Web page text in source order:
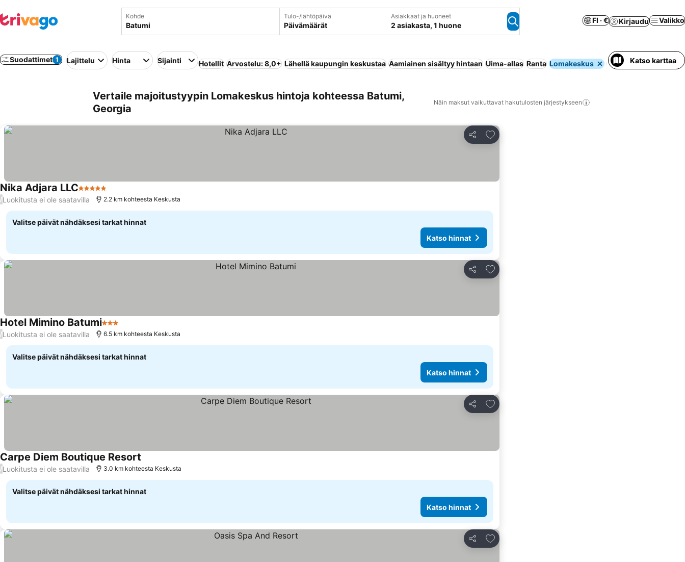
Kohde Tulo-/lähtöpäivä
Päivämäärät
Asiakkaat ja huoneet
2 asiakasta, 1 huone
FI · € Kirjaudu Valikko
Suodattimet 1 Lajittelu Hinta Sijainti Hotellit Arvostelu: 8,0+ Lähellä kaupungin keskustaa Aamiainen sisältyy hintaan Uima-allas Ranta Lomakeskus Wi-Fi Poreallas
Katso karttaa
Vertaile majoitustyypin Lomakeskus hintoja kohteessa Batumi,
Georgia
Näin maksut vaikuttavat hakutulosten järjestykseen
Jaa
Lisää suosikkeihin
Nika Adjara LLC5 Tähtiluokitus
/Luokitusta ei ole saatavilla 2.2 km kohteesta Keskusta
Valitse päivät nähdäksesi tarkat hinnat
Katso hinnat
Jaa
Lisää suosikkeihin
Hotel Mimino Batumi3 Tähtiluokitus
/Luokitusta ei ole saatavilla 6.5 km kohteesta Keskusta
Valitse päivät nähdäksesi tarkat hinnat
Katso hinnat
Jaa
Lisää suosikkeihin
Carpe Diem Boutique Resort
/Luokitusta ei ole saatavilla 3.0 km kohteesta Keskusta
Valitse päivät nähdäksesi tarkat hinnat
Katso hinnat
Jaa
Lisää suosikkeihin